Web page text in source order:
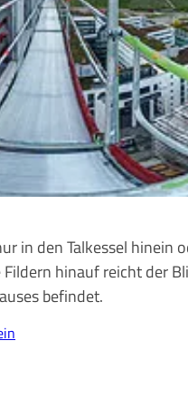
in den Talkessel hinein
hinauf reicht der
befindet.